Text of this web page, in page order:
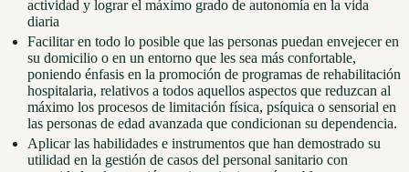
actividad y lograr el máximo grado de autonomía en la vida
diaria
Facilitar en todo lo posible que las personas puedan envejecer en
su domicilio o en un entorno que les sea más confortable,
poniendo énfasis en la promoción de programas de rehabilitación
hospitalaria, relativos a todos aquellos aspectos que reduzcan al
máximo los procesos de limitación física, psíquica o sensorial en
las personas de edad avanzada que condicionan su dependencia.
Aplicar las habilidades e instrumentos que han demostrado su
utilidad en la gestión de casos del personal sanitario con